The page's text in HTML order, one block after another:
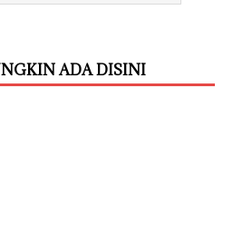
ADA DISINI